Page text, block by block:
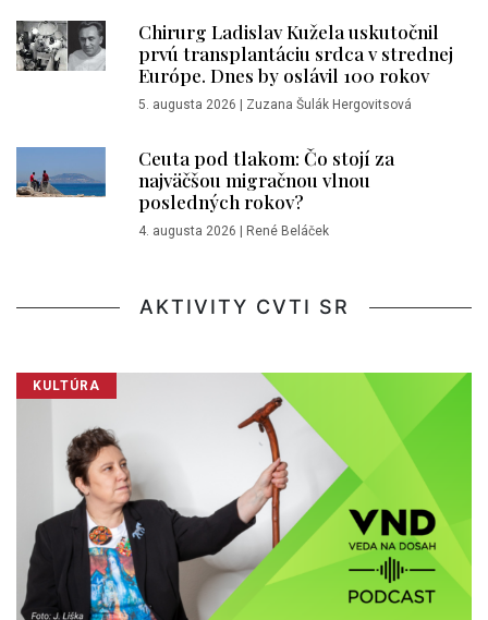
Chirurg Ladislav Kužela uskutočnil
prvú transplantáciu srdca v strednej
Európe. Dnes by oslávil 100 rokov
5. augusta 2026 | Zuzana Šulák Hergovitsová
Ceuta pod tlakom: Čo stojí za
najväčšou migračnou vlnou
posledných rokov?
4. augusta 2026 | René Beláček
AKTIVITY CVTI SR
KULTÚRA